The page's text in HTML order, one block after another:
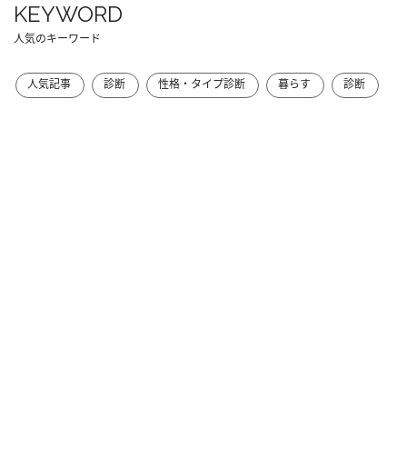
KEYWORD
人気のキーワード
人気記事 診断 性格・タイプ診断 暮らす 診断